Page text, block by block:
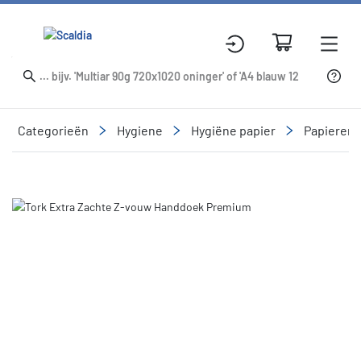
Categorieën Hygiene Hygiëne papier Papieren
Slide 1 of 1